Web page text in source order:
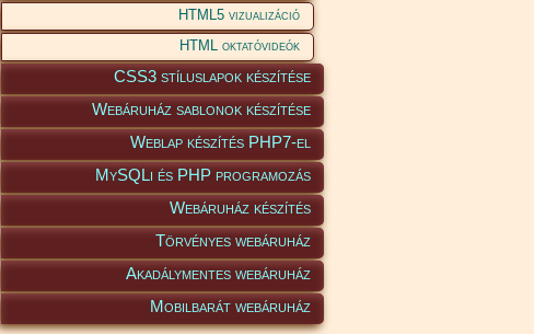
HTML5 vizualizáció
HTML oktatóvideók
CSS3 stíluslapok készítése
Webáruház sablonok készítése
Weblap készítés PHP7-el
MySQLi és PHP programozás
Webáruház készítés
Törvényes webáruház
Akadálymentes webáruház
Mobilbarát webáruház